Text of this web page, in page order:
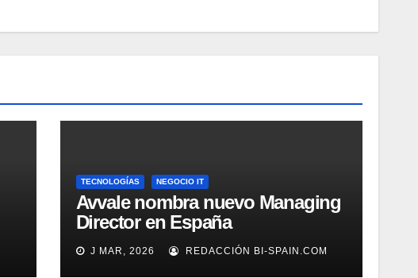
TECNOLOGÍAS NEGOCIO IT
Avvale nombra nuevo Managing
Director en España
J MAR, 2026 REDACCIÓN BI-SPAIN.COM